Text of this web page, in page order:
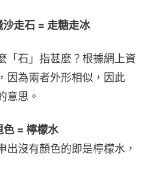
走石 = 走糖走冰
「石」指甚麼？根據網上資
因為兩者外形相似，因此
意思。
= 檸檬水
出沒有顏色的即是檸檬水，